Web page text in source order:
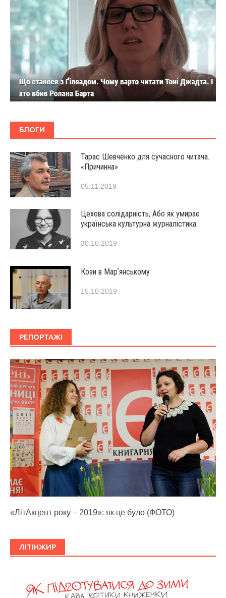
БЛОГИ
Тарас Шевченко для сучасного читача.
«Причинна»
05.11.2019
Цехова солідарність, Або як умирає
українська культурна журналістика
30.10.2019
Кози в Марʼянському
15.10.2019
РЕПОРТАЖІ
«ЛітАкцент року – 2019»: як це було (ФОТО)
ЛІТІНЖИР